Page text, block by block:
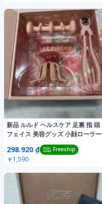
新品 ルルド ヘルスケア 足裏 指 頭
フェイス 美容グッズ 小顔ローラー
298.920 ₫ Freeship
￥1,590